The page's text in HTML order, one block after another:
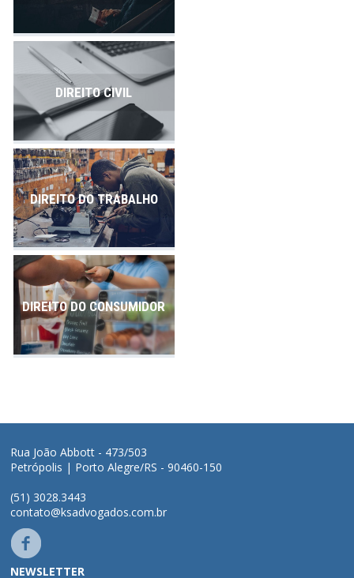
DIREITO CIVIL
DIREITO DO TRABALHO
DIREITO DO CONSUMIDOR
Rua João Abbott - 473/503
Petrópolis | Porto Alegre/RS - 90460-150
(51) 3028.3443
contato@ksadvogados.com.br
NEWSLETTER